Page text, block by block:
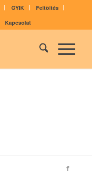
GYIK
Feltöltés
Kapcsolat